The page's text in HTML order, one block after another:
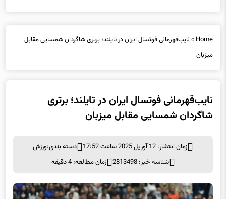
Home
» نایب‌قهرمانی فوتسال ایران در تایلند؛ برتری شاگردان شمسایی مقابل
میزبان
نایب‌قهرمانی فوتسال ایران در تایلند؛ برتری
شاگردان شمسایی مقابل میزبان
زمان انتشار: 12 آوریل 2025 ساعت 17:52 دسته بندی:ورزش
شناسه خبر: 2813498
زمان مطالعه: 4 دقیقه